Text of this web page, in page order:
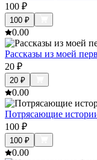
100 ₽
100 ₽
0.00
Рассказы из моей
20 ₽
20 ₽
0.00
Потрясающие
100 ₽
100 ₽
0.00